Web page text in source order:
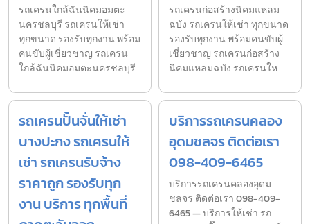
รถเครนใกล้ฉันนิคมอมตะ
นครชลบุรี รถเครนให้เช่า
ทุกขนาด รองรับทุกงาน พร้อม
คนขับผู้เชี่ยวชาญ รถเครน
ใกล้ฉันนิคมอมตะนครชลบุรี
รถเครนก่อสร้างนิคมแหลม
ฉบัง รถเครนให้เช่า ทุกขนาด
รองรับทุกงาน พร้อมคนขับผู้
เชี่ยวชาญ รถเครนก่อสร้าง
นิคมแหลมฉบัง รถเครนให
รถเครนปั้นจั่นให้เช่า
บางปะกง รถเครนให้
เช่า รถเครนรับจ้าง
ราคาถูก รองรับทุก
งาน บริการ ทุกพื้นที่
บริการรถเครนคลอง
อุดมชลจร ติดต่อเรา
098-409-6465
บริการรถเครนคลองอุดม
ชลจร ติดต่อเรา 098-409-
6465 — บริการให้เช่า รถ